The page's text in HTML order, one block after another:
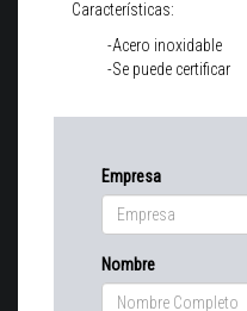
Características:
-Acero inoxidable
-Se puede certificar
Empresa
Nombre